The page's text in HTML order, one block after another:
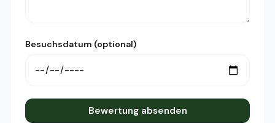
Besuchsdatum (optional)
Bewertung absenden